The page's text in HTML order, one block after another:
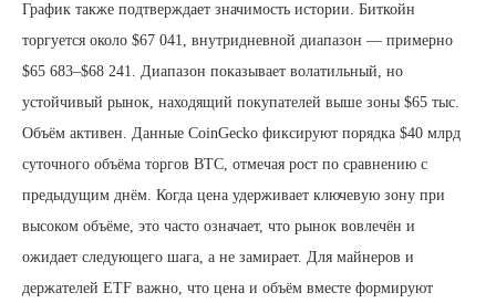
График также подтверждает значимость истории. Биткойн
торгуется около $67 041, внутридневной диапазон — примерно
$65 683–$68 241. Диапазон показывает волатильный, но
устойчивый рынок, находящий покупателей выше зоны $65 тыс.
Объём активен. Данные CoinGecko фиксируют порядка $40 млрд
суточного объёма торгов BTC, отмечая рост по сравнению с
предыдущим днём. Когда цена удерживает ключевую зону при
высоком объёме, это часто означает, что рынок вовлечён и
ожидает следующего шага, а не замирает. Для майнеров и
держателей ETF важно, что цена и объём вместе формируют